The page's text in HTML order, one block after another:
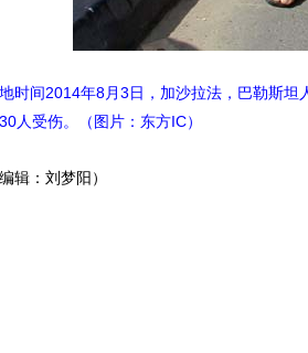
时间2014年8月3日，加沙拉法，巴勒斯
人受伤。（图片：东方IC）
编辑：刘梦阳）